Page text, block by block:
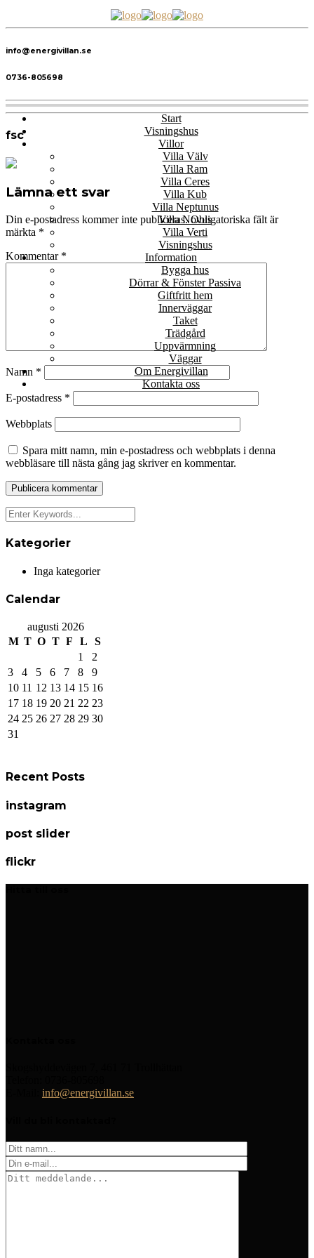
info@energivillan.se
0736-805698
Start
Visningshus
Villor
Villa Välv
Villa Ram
Villa Ceres
Villa Kub
Villa Neptunus
Villa Novus
Villa Verti
Visningshus
Information
Bygga hus
Dörrar & Fönster Passiva
Giftfritt hem
Innerväggar
Taket
Trädgård
Uppvärmning
Väggar
Om Energivillan
Kontakta oss
fsc
Lämna ett svar
Din e-postadress kommer inte publiceras. Obligatoriska fält är
märkta *
Kommentar *
Namn *
E-postadress *
Webbplats
Spara mitt namn, min e-postadress och webbplats i denna
webbläsare till nästa gång jag skriver en kommentar.
Kategorier
Inga kategorier
Calendar
augusti 2026
M T O T F L
S
1
2
3
4 5 6 7 8
9
10 11 12 13 14 15 16
17 18 19 20 21 22 23
24 25 26 27 28 29 30
31
Recent Posts
instagram
post slider
flickr
info@energivillan.se